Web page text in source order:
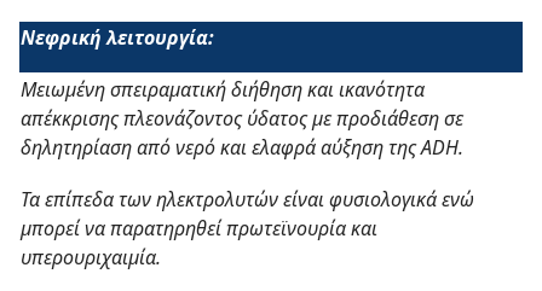
Νεφρική λειτουργία:
Μειωμένη σπειραματική διήθηση και ικανότητα
απέκκρισης πλεονάζοντος ύδατος με προδιάθεση σε
δηλητηρίαση από νερό και ελαφρά αύξηση τηςADH.
Τα επίπεδα των ηλεκτρολυτών είναι φυσιολογικά ενώ
μπορεί να παρατηρηθεί πρωτεϊνουρία και
υπερουριχαιμία.